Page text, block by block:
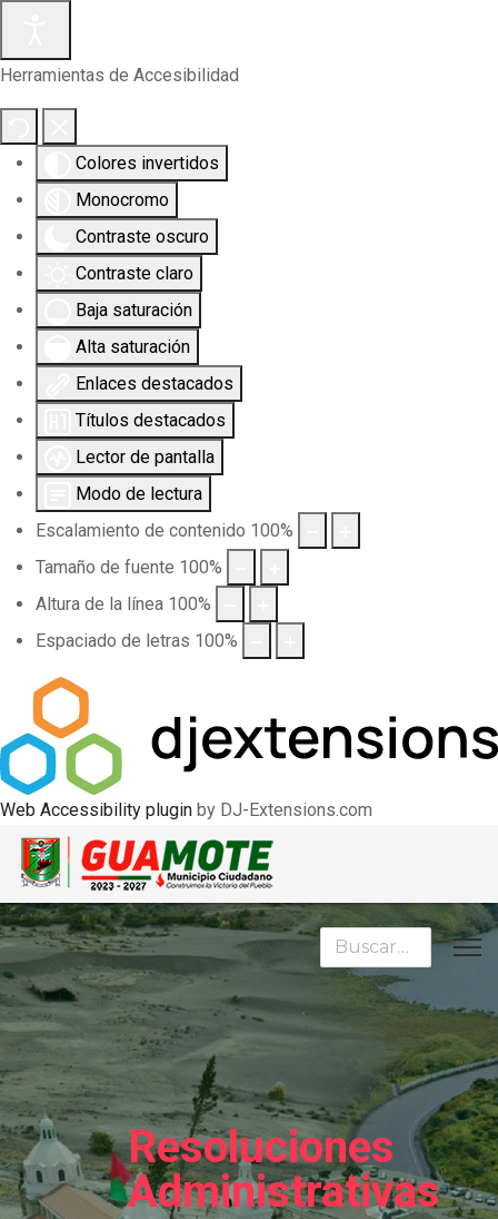
Herramientas de Accesibilidad
Colores invertidos
Monocromo
Contraste oscuro
Contraste claro
Baja saturación
Alta saturación
Enlaces destacados
Títulos destacados
Lector de pantalla
Modo de lectura
Escalamiento de contenido 100%
Tamaño de fuente 100%
Altura de la línea 100%
Espaciado de letras 100%
Web Accessibility plugin by DJ-Extensions.com
Buscar
Resoluciones
Administrativas